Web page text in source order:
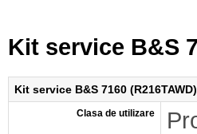
Kit service B&S
Kit service B&S 7160
Clasa de utilizare